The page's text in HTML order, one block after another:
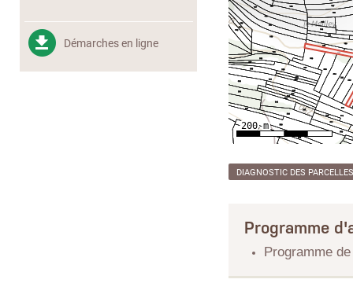
Démarches en ligne
DIAGNOSTIC DES PARCELLES
Programme
Programme